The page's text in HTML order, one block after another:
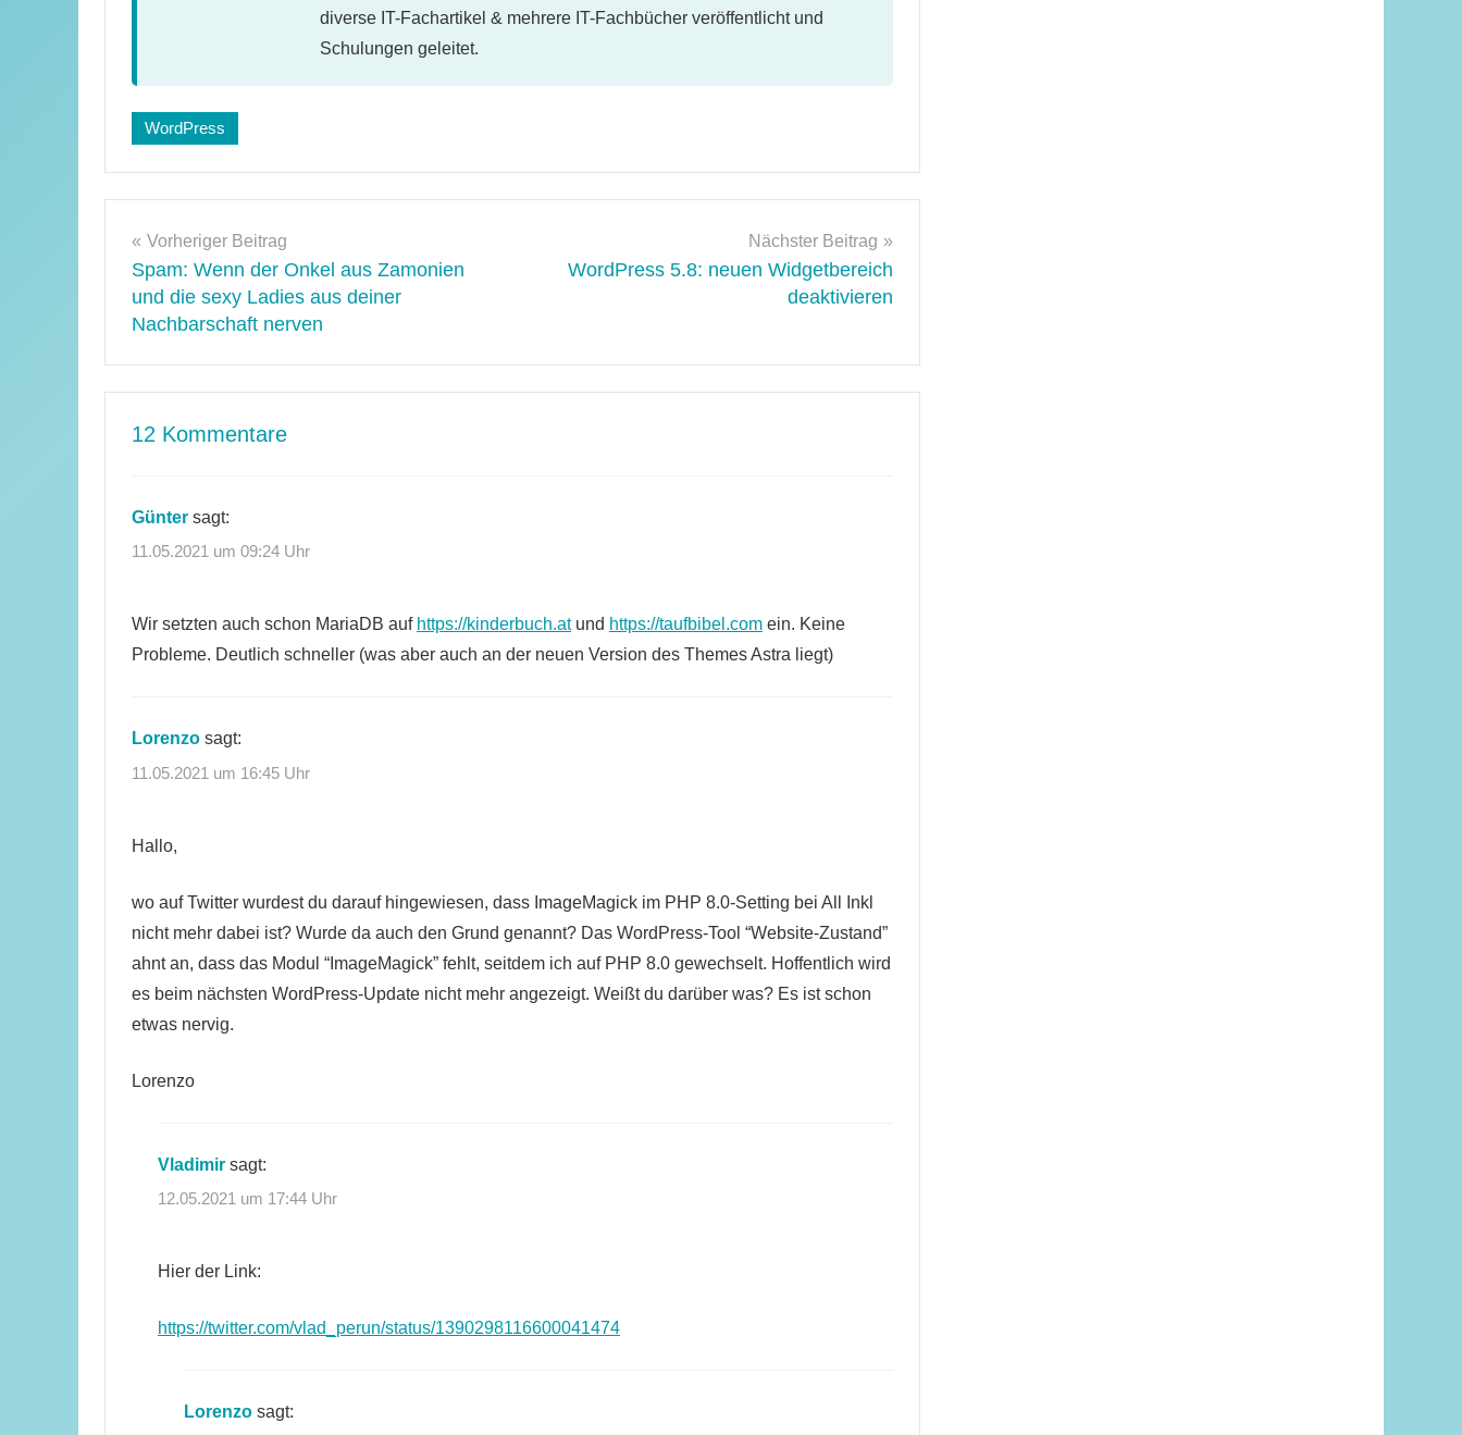
diverse IT-Fachartikel & mehrere IT-Fachbücher veröffentlicht und
Schulungen geleitet.
Schlagwörter:
WordPress
Beitragsnavigation
Vorheriger Beitrag
Spam: Wenn der Onkel aus Zamonien
und die sexy Ladies aus deiner
Nachbarschaft nerven
Nächster Beitrag
WordPress 5.8: neuen Widgetbereich
deaktivieren
12 Kommentare
Günter sagt:
11.05.2021 um 09:24 Uhr
Wir setzten auch schon MariaDB auf https://kinderbuch.atund https://taufbibel.com ein. Keine
Probleme. Deutlich schneller (was aber auch an der neuen Version des Themes Astra liegt)
Lorenzo sagt:
11.05.2021 um 16:45 Uhr
Hallo,
wo auf Twitter wurdest du darauf hingewiesen, dass ImageMagick im PHP 8.0-Setting bei All Inkl
nicht mehr dabei ist? Wurde da auch den Grund genannt? Das WordPress-Tool “Website-Zustand”
ahnt an, dass das Modul “ImageMagick” fehlt, seitdem ich auf PHP 8.0 gewechselt. Hoffentlich wird
es beim nächsten WordPress-Update nicht mehr angezeigt. Weißt du darüber was? Es ist schon
etwas nervig.
Lorenzo
Vladimir sagt:
12.05.2021 um 17:44 Uhr
Hier der Link:
https://twitter.com/vlad_perun/status/1390298116600041474
Lorenzo sagt: